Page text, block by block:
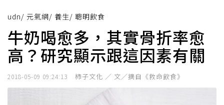
udn/ 元氣網/ 養生/ 聰明飲食
牛奶喝愈多，其實骨折率愈
高？研究顯示跟這因素有關
2018-05-09 09:24:13 柿子文化 ／ 文／摘自《救命飲食》